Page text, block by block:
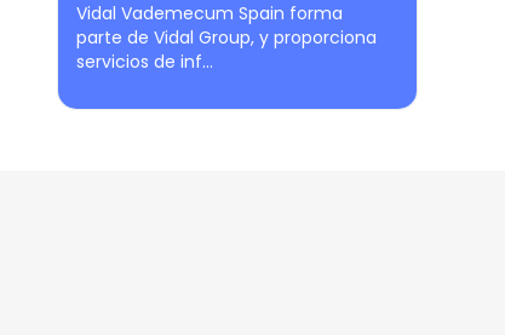
Vidal Vademecum Spain forma
parte de Vidal Group, y proporciona
servicios de inf...